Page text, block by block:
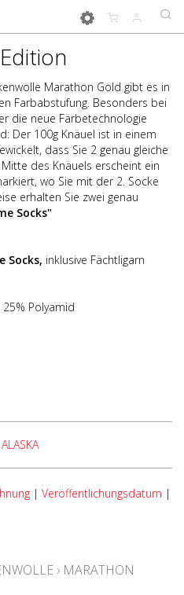
Marathon Gold gibt es in
Farbabstufung. Besonders bei
die neue Färbetechnologie
Der 100g Knäuel ist in einem
dass Sie 2 genau gleiche
des Knäuels erscheint ein
wo Sie mit der 2. Socke
erhalten Sie zwei genau
Socks"
Socks, inklusive Fächtligarn
Polyamid
| Veröffentlichungsdatum |
› MARATHON